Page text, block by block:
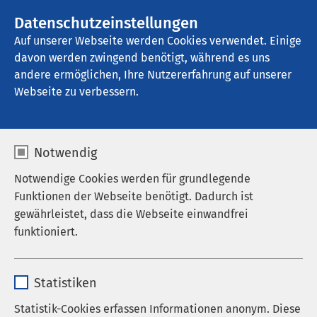
Datenschutzeinstellungen
Auf unserer Webseite werden Cookies verwendet. Einige
davon werden zwingend benötigt, während es uns
andere ermöglichen, Ihre Nutzererfahrung auf unserer
Webseite zu verbessern.
Notwendig
Notwendige Cookies werden für grundlegende
Funktionen der Webseite benötigt. Dadurch ist
gewährleistet, dass die Webseite einwandfrei
funktioniert.
Anbieter sgalinski
Statistiken
Statistik-Cookies erfassen Informationen anonym. Diese
AMEOS Klinikum Aschersleben
Darmkrebszentrum
Ihre Gesundheit im Fokus
Patient im Mittelpunkt. Wir bieten Ihnen moderne
Diagnostik und Therapie bei Darmkrebs – fachlich
fundiert, individuell abgestimmt und nach
aktuellen medizinischen Standards.